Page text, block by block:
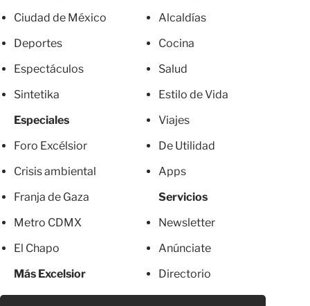
Ciudad de México
Deportes
Espectáculos
Sintetika
Especiales
Foro Excélsior
Crisis ambiental
Franja de Gaza
Metro CDMX
El Chapo
Más Excelsior
Alcaldías
Cocina
Salud
Estilo de Vida
Viajes
De Utilidad
Apps
Servicios
Newsletter
Anúnciate
Directorio